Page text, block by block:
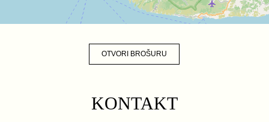
OTVORI BROŠURU
KONTAKT